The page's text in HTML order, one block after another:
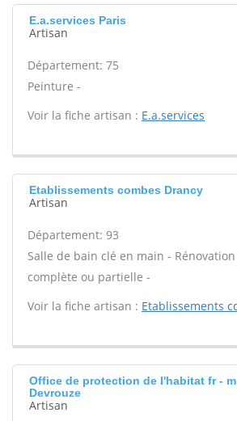
E.a.services Paris
Artisan
Département: 75
Peinture -
Voir la fiche artisan : E.a.services
Etablissements combes Drancy
Artisan
Département: 93
Salle de bain clé en main -
complète ou partielle -
Voir la fiche artisan : Etablissements
Office de protection de l'habitat fr -
Devrouze
Artisan